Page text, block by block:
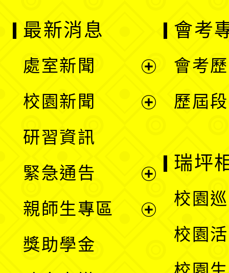
最新消息
處室新聞
單
校園新聞
選
單
研習資訊
緊急通告
親師生專區
獎助學金
會考
會考
歷屆
瑞坪
校園
校園